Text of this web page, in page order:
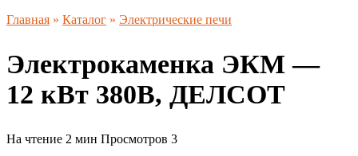
Главная » Каталог » Электрические печи
Электрокаменка ЭКМ —
12 кВт 380В, ДЕЛСОТ
На чтение 2 мин Просмотров 3